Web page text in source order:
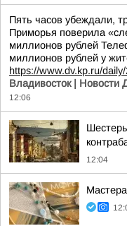
Пять часов убеждали,
Приморья поверила
миллионов рублей
миллионов рублей у
https://www.dv.kp.ru/
Владивосток | Новости
12:06
12:04